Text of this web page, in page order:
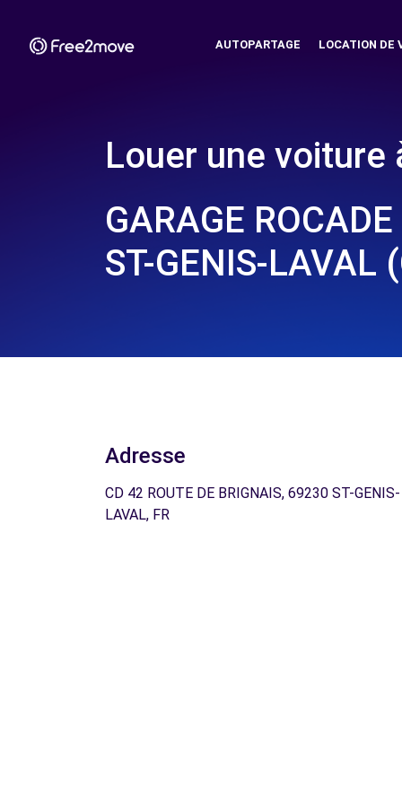
AUTOPARTAGE LOCATION DE
Louer une voiture
GARAGE
ST-GENIS-LAVAL
Adresse
CD 42 ROUTE DE BRIGNAIS, 69230 ST-GENIS-
LAVAL, FR